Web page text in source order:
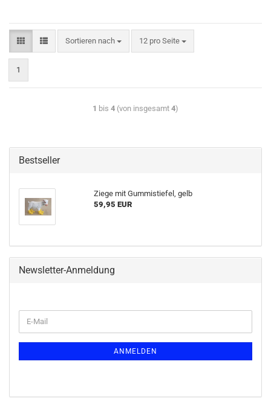
Sortieren nach 12 pro Seite
1
1 bis 4 (von insgesamt 4)
Bestseller
Ziege mit Gummistiefel, gelb
59,95 EUR
Newsletter-Anmeldung
ANMELDEN